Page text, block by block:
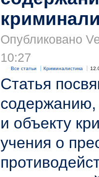
Опубликовано
10:27
Все статьи Криминалистика
Статья
содержанию,
и объекту
учения о